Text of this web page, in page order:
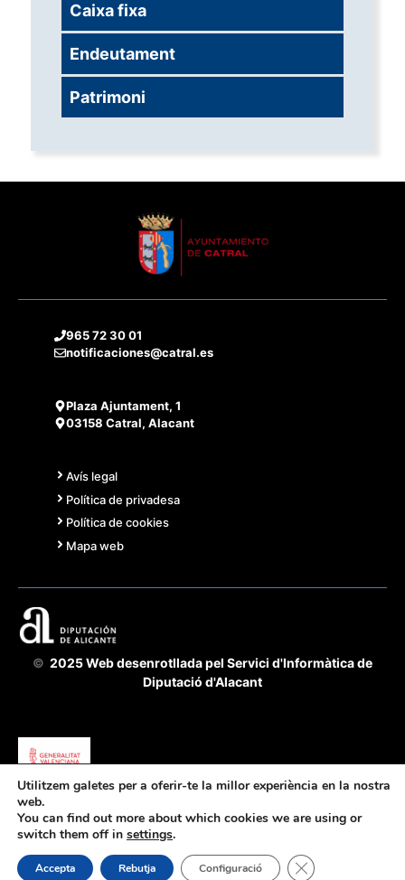
Caixa fixa
Endeutament
Patrimoni
965 72 30 01
notificaciones@catral.es
Plaza Ajuntament, 1
03158 Catral, Alacant
Avís legal
Política de privadesa
Política de cookies
Mapa web
© 2025 Web desenrotllada pel Servici d'Informàtica de
Diputació d'Alacant
Acorde Cooperació 2025 GVA-Diputació Alacant - fomente
de la transparència i bon govern
Servici de Transparència, BOP i Impremta
Utilitzem galetes per a oferir-te la millor experiència en la nostra
web.
You can find out more about which cookies we are using or
switch them off in settings.
Accepta Rebutja Configuració Tanca el bàner